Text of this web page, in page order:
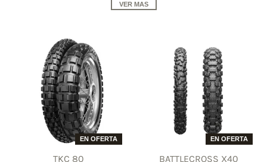
VER MAS
EN OFERTA
TKC 80
EN OFERTA
BATTLECROSS X40